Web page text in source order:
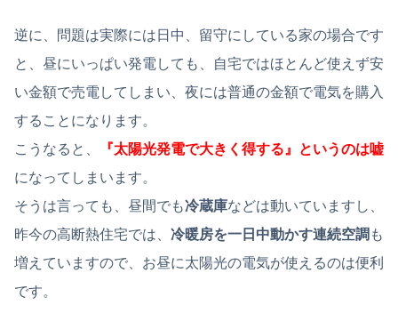
逆に、問題は実際には日中、留守にしている家の場合です
と、昼にいっぱい発電しても、自宅ではほとんど使えず安
い金額で売電してしまい、夜には普通の金額で電気を購入
することになります。
こうなると、
『太陽光発電で大きく得する』というのは嘘
になってしまいます。
そうは言っても、昼間でも冷蔵庫などは動いていますし、
昨今の高断熱住宅では、 冷暖房を一日中動かす連続空調 も
増えていますので、お昼に太陽光の電気が使えるのは便利
です。